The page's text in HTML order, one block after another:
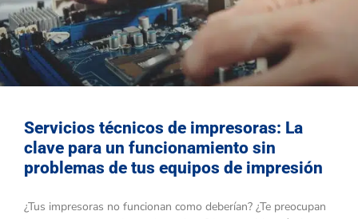
Servicios técnicos de impresoras: La
clave para un funcionamiento sin
problemas de tus equipos de impresión
¿Tus impresoras no funcionan como deberían? ¿Te preocupan